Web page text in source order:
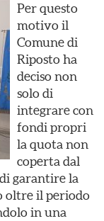
Per questo
motivo il
Comune di
Riposto ha
deciso non
solo di
integrare con
fondi propri
la quota non
coperta dal
garantire la
oltre il periodo
in una